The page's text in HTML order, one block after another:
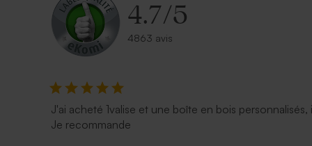
4.7/5
4863 avis
J'ai acheté 1valise et une boîte en bois
Je recommande